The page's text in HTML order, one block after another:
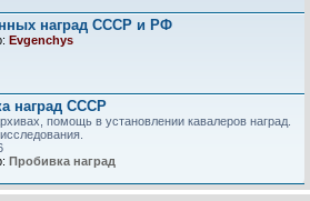
наград СССР и РФ
Evgenchys
наград СССР
помощь в установлении кавалеров наград.
Пробивка наград